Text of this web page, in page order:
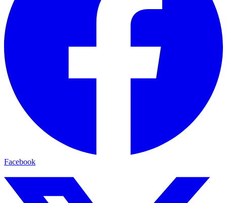
Facebook